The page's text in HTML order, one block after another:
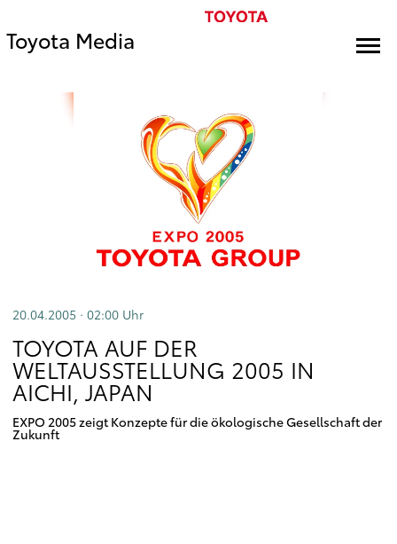
Toyota Media
20.04.2005 · 02:00 Uhr
TOYOTA AUF DER
WELTAUSSTELLUNG 2005 IN
AICHI, JAPAN
EXPO 2005 zeigt Konzepte für die ökologische Gesellschaft der
Zukunft